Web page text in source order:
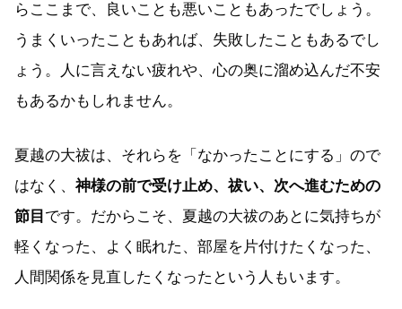
らここまで、良いことも悪いこともあったでしょう。
うまくいったこともあれば、失敗したこともあるでし
ょう。人に言えない疲れや、心の奥に溜め込んだ不安
もあるかもしれません。
夏越の大祓は、それらを「なかったことにする」ので
はなく、神様の前で受け止め、祓い、次へ進むための
節目 です。だからこそ、夏越の大祓のあとに気持ちが
軽くなった、よく眠れた、部屋を片付けたくなった、
人間関係を見直したくなったという人もいます。